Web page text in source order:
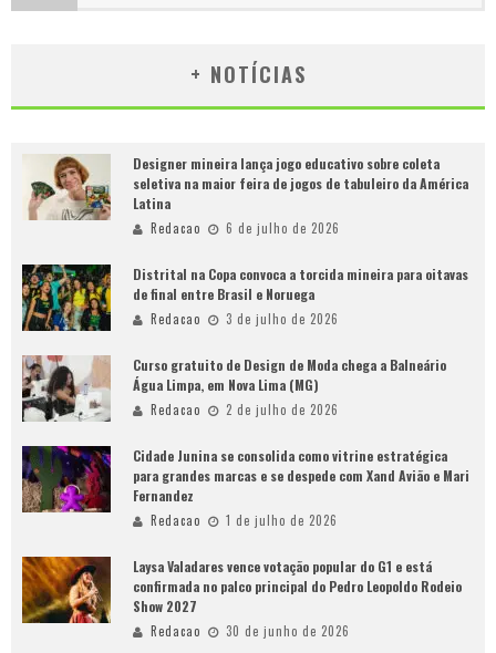
+ NOTÍCIAS
Designer mineira lança jogo educativo sobre coleta
seletiva na maior feira de jogos de tabuleiro da América
Latina
Redacao 6 de julho de 2026
Distrital na Copa convoca a torcida mineira para oitavas
de final entre Brasil e Noruega
Redacao 3 de julho de 2026
Curso gratuito de Design de Moda chega a Balneário
Água Limpa, em Nova Lima (MG)
Redacao 2 de julho de 2026
Cidade Junina se consolida como vitrine estratégica
para grandes marcas e se despede com Xand Avião e Mari
Fernandez
Redacao 1 de julho de 2026
Laysa Valadares vence votação popular do G1 e está
confirmada no palco principal do Pedro Leopoldo Rodeio
Show 2027
Redacao 30 de junho de 2026